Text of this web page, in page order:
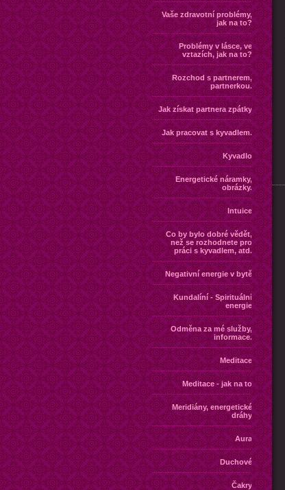
Vaše zdravotní problémy,
jak na to?
Problémy v lásce, ve
vztazích, jak na to?
Rozchod s partnerem,
partnerkou.
Jak získat partnera zpátky
Jak pracovat s kyvadlem.
Kyvadlo
Energetické náramky,
obrázky.
Intuice
Co by bylo dobré vědět,
než se rozhodnete pro
práci s kyvadlem, atd.
Negativní energie v bytě
Kundalíní - Spirituální
energie
Odměna za mé služby,
informace.
Meditace
Meditace - jak na to
Meridiány, energetické
dráhy
Aura
Duchové
Čakry